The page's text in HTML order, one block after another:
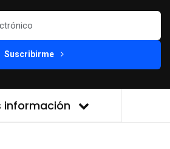
Suscribirme
información